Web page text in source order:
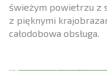
świeżym powietrzu z
z pięknymi
całodobowa obsługa.